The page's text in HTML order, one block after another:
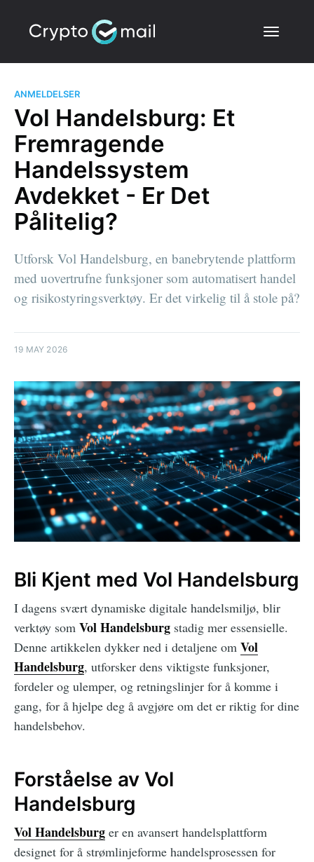
ANMELDELSER
Vol Handelsburg: Et
Fremragende
Handelssystem
Avdekket - Er Det
Pålitelig?
Utforsk Vol Handelsburg, en banebrytende plattform
med uovertrufne funksjoner som automatisert handel
og risikostyringsverktøy. Er det virkelig til å stole på?
19 MAY 2026
Bli Kjent med Vol Handelsburg
I dagens svært dynamiske digitale handelsmiljø, blir
verktøy som Vol Handelsburg stadig mer essensielle.
Denne artikkelen dykker ned i detaljene om Vol
Handelsburg, utforsker dens viktigste funksjoner,
fordeler og ulemper, og retningslinjer for å komme i
gang, for å hjelpe deg å avgjøre om det er riktig for dine
handelsbehov.
Forståelse av Vol
Handelsburg
Vol Handelsburg er en avansert handelsplattform
designet for å strømlinjeforme handelsprosessen for